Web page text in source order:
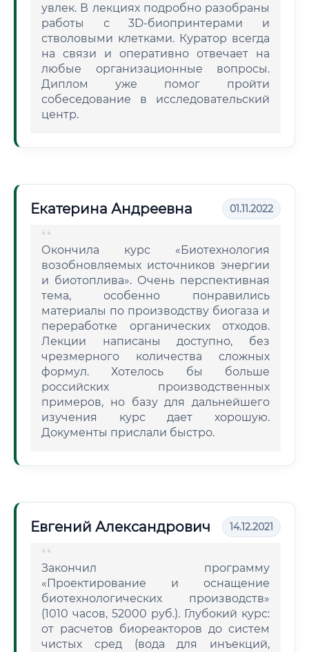
увлек. В лекциях подробно разобраны
работы с 3D-биопринтерами и
стволовыми клетками. Куратор всегда
на связи и оперативно отвечает на
любые организационные вопросы.
Диплом уже помог пройти
собеседование в исследовательский
центр.
Екатерина Андреевна 01.11.2022
Окончила курс «Биотехнология
возобновляемых источников энергии
и биотоплива». Очень перспективная
тема, особенно понравились
материалы по производству биогаза и
переработке органических отходов.
Лекции написаны доступно, без
чрезмерного количества сложных
формул. Хотелось бы больше
российских производственных
примеров, но базу для дальнейшего
изучения курс дает хорошую.
Документы прислали быстро.
Евгений Александрович 14.12.2021
Закончил программу
«Проектирование и оснащение
биотехнологических производств»
(1010 часов, 52000 руб.). Глубокий курс:
от расчетов биореакторов до систем
чистых сред (вода для инъекций,